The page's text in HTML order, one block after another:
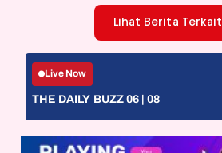
Lihat Berita Terkait
Live Now
THE DAILY BUZZ 06 | 08